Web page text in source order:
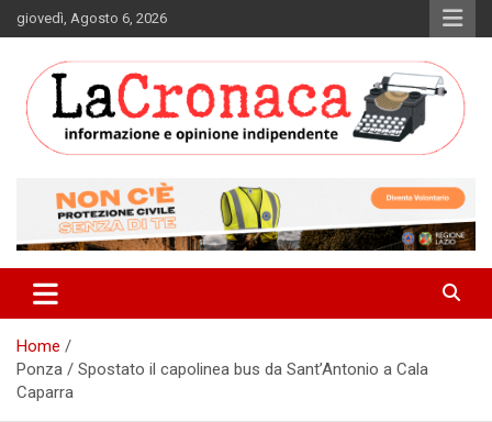
Skip
to
giovedì, Agosto 6, 2026
La Cronaca Quotidiano
Home
Ponza / Spostato il capolinea bus da Sant’Antonio a Cala
Caparra